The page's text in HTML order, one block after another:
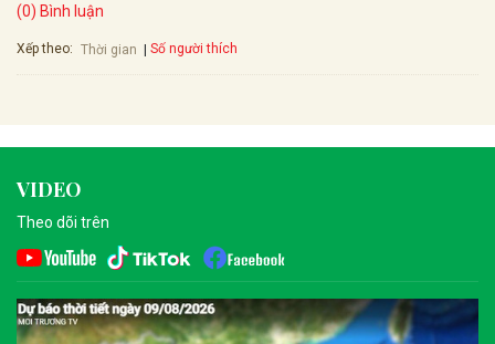
(0) Bình luận
Xếp theo: Thời gian Số người thích
VIDEO
Theo dõi trên